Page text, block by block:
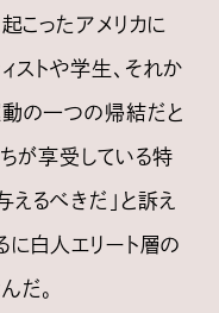
こったアメリカに
ストや学生、それか
動の一つの帰結だと
ちが享受している特
るべきだ」と訴え
に白人エリート層の
だ。